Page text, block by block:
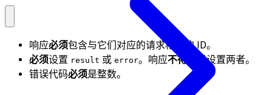
响应必须包含与它们对应的请求相同的 ID。
必须设置 result 或 error。响应不得
同时设置两者。
错误代码必须是整数。